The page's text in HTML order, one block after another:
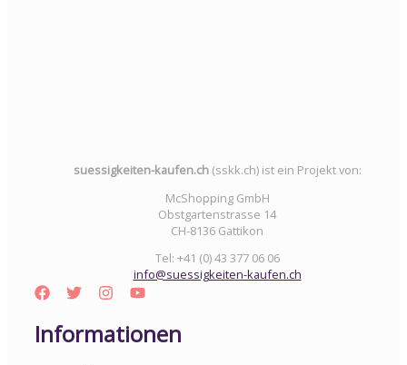
suessigkeiten-kaufen.ch(sskk.ch) ist ein Projekt von:
McShopping GmbH
Obstgartenstrasse 14
CH-8136 Gattikon
Tel: +41 (0) 43 377 06 06
info@suessigkeiten-kaufen.ch
Informationen